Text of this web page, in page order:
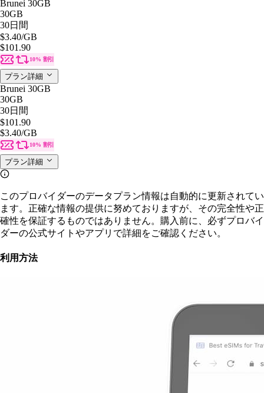
Brunei 30GB
30GB
30日間
$3.40/GB
$101.90
10% 割引
プラン詳細
Brunei 30GB
30GB
30日間
$101.90
$3.40/GB
10% 割引
プラン詳細
このプロバイダーのデータプラン情報は自動的に更新されてい
ます。正確な情報の提供に努めておりますが、その完全性や正
確性を保証するものではありません。購入前に、必ずプロバイ
ダーの公式サイトやアプリで詳細をご確認ください。
利用方法